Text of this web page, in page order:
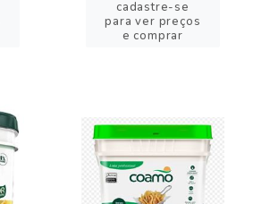
cadastre-se
para ver preços
e comprar